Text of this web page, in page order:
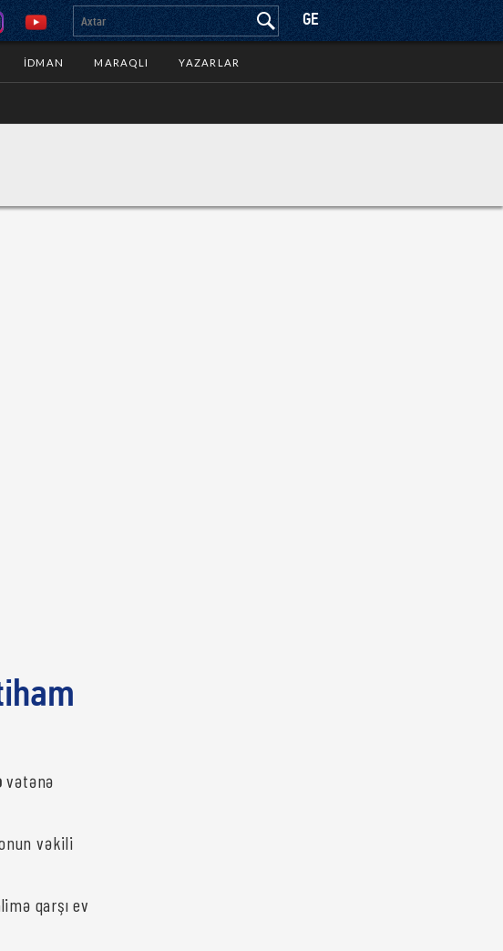
GE
İDMAN MARAQLI YAZARLAR
vətənə
vəkili
qarşı ev